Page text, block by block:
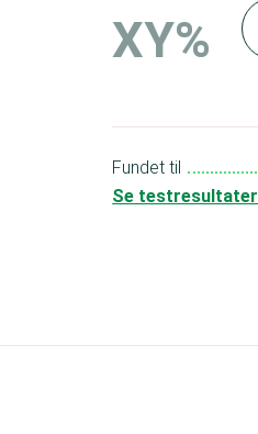
XY%
Fundet til
Se testresultater